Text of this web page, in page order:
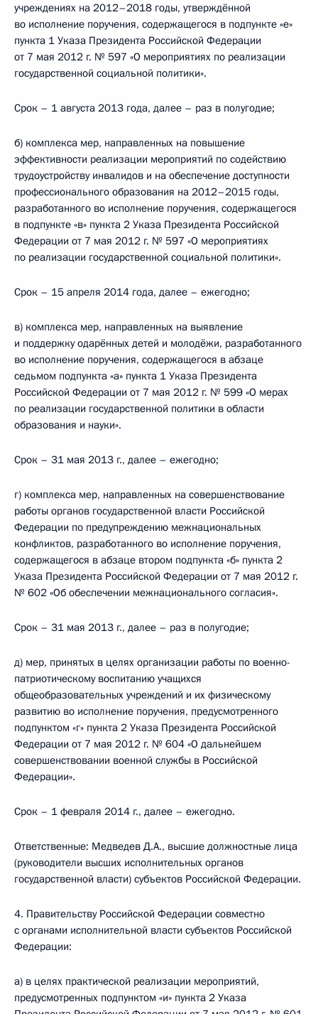
учреждениях на 2012–2018 годы, утверждённой
во исполнение поручения, содержащегося в подпункте «е»
пункта 1 Указа Президента Российской Федерации
от 7 мая 2012 г. № 597 «О мероприятиях по реализации
государственной социальной политики».
Срок – 1 августа 2013 года, далее – раз в полугодие;
б) комплекса мер, направленных на повышение
эффективности реализации мероприятий по содействию
трудоустройству инвалидов и на обеспечение доступности
профессионального образования на 2012–2015 годы,
разработанного во исполнение поручения, содержащегося
в подпункте «в» пункта 2 Указа Президента Российской
Федерации от 7 мая 2012 г. № 597 «О мероприятиях
по реализации государственной социальной политики».
Срок – 15 апреля 2014 года, далее – ежегодно;
в) комплекса мер, направленных на выявление
и поддержку одарённых детей и молодёжи, разработанного
во исполнение поручения, содержащегося в абзаце
седьмом подпункта «а» пункта 1 Указа Президента
Российской Федерации от 7 мая 2012 г. № 599 «О мерах
по реализации государственной политики в области
образования и науки».
Срок – 31 мая 2013 г., далее – ежегодно;
г) комплекса мер, направленных на совершенствование
работы органов государственной власти Российской
Федерации по предупреждению межнациональных
конфликтов, разработанного во исполнение поручения,
содержащегося в абзаце втором подпункта «б» пункта 2
Указа Президента Российской Федерации от 7 мая 2012 г.
№ 602 «Об обеспечении межнационального согласия».
Срок – 31 мая 2013 г., далее – раз в полугодие;
д) мер, принятых в целях организации работы по военно-
патриотическому воспитанию учащихся
общеобразовательных учреждений и их физическому
развитию во исполнение поручения, предусмотренного
подпунктом «г» пункта 2 Указа Президента Российской
Федерации от 7 мая 2012 г. № 604 «О дальнейшем
совершенствовании военной службы в Российской
Федерации».
Срок – 1 февраля 2014 г., далее – ежегодно.
Ответственные: Медведев Д.А., высшие должностные лица
(руководители высших исполнительных органов
государственной власти) субъектов Российской Федерации.
4. Правительству Российской Федерации совместно
с органами исполнительной власти субъектов Российской
Федерации:
а) в целях практической реализации мероприятий,
предусмотренных подпунктом «и» пункта 2 Указа